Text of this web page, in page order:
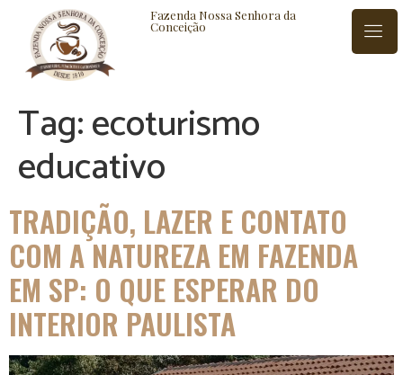
Fazenda Nossa Senhora da
Conceição
BLOG CONTATO
Tag:ecoturismo
educativo
TRADIÇÃO, LAZER E CONTATO
COM A NATUREZA EM FAZENDA
EM SP: O QUE ESPERAR DO
INTERIOR PAULISTA